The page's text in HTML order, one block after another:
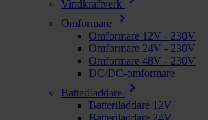
Vindkraftverk
Omformare chevron_right
Omformare 12V - 230V
Omformare 24V - 230V
Omformare 48V - 230V
DC/DC-omformare
Batteriladdare
chevron_right
Batteriladdare 12V
Batteriladdare 24V